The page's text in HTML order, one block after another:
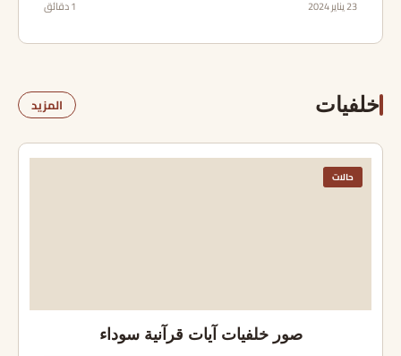
23 يناير 2024 1 دقائق
خلفيات المزيد
حالات
صور خلفيات آيات قرآنية سوداء